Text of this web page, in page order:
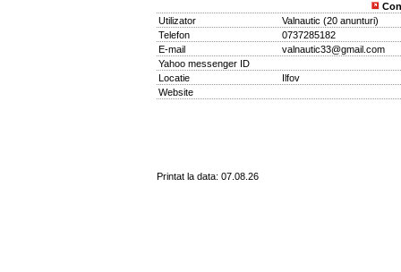
Utilizator
Valnautic (20 anunturi)
Telefon
0737285182
E-mail
valnautic33@gmail.com
Yahoo messenger ID
Locatie
Ilfov
Website
Printat la data: 07.08.26